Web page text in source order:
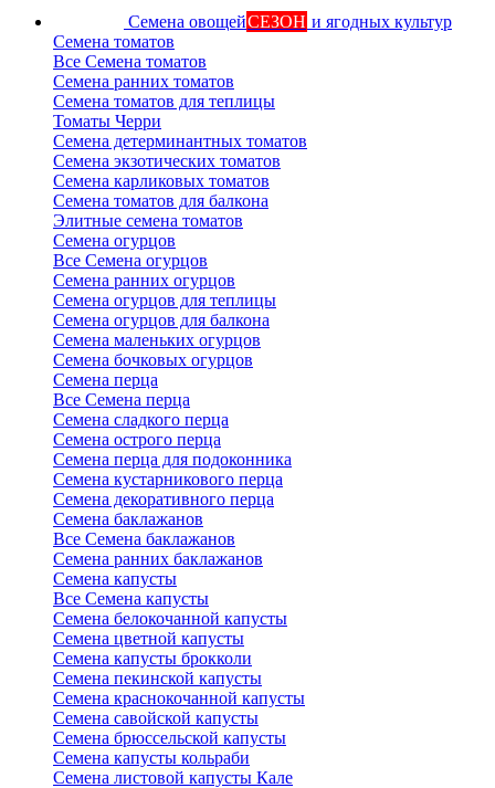
Семена овощейСЕЗОН и ягодных культур
Семена томатов
Все Семена томатов
Семена ранних томатов
Семена томатов для теплицы
Томаты Черри
Семена детерминантных томатов
Семена экзотических томатов
Семена карликовых томатов
Семена томатов для балкона
Элитные семена томатов
Семена огурцов
Все Семена огурцов
Семена ранних огурцов
Семена огурцов для теплицы
Семена огурцов для балкона
Семена маленьких огурцов
Семена бочковых огурцов
Семена перца
Все Семена перца
Семена сладкого перца
Семена острого перца
Семена перца для подоконника
Семена кустарникового перца
Семена декоративного перца
Семена баклажанов
Все Семена баклажанов
Семена ранних баклажанов
Семена капусты
Все Семена капусты
Семена белокочанной капусты
Семена цветной капусты
Семена капусты брокколи
Семена пекинской капусты
Семена краснокочанной капусты
Семена савойской капусты
Семена брюссельской капусты
Семена капусты кольраби
Семена листовой капусты Кале